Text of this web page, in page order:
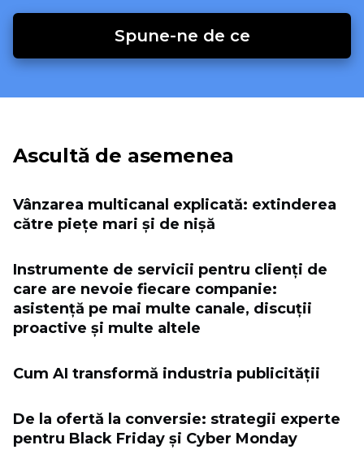
Spune-ne de ce
Ascultă de asemenea
Vânzarea multicanal explicată: extinderea
către piețe mari și de nișă
Instrumente de servicii pentru clienți de
care are nevoie fiecare companie:
asistență pe mai multe canale, discuții
proactive și multe altele
Cum AI transformă industria publicității
De la ofertă la conversie: strategii experte
pentru Black Friday și Cyber ​​Monday